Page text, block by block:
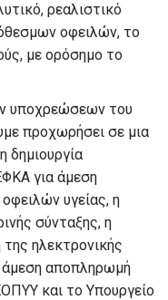
ρεαλιστικό
οφειλών, το
, με ορόσημο το
υποχρεώσεων του
προχωρήσει σε μια
η δημιουργία
για άμεση
οφειλών υγείας, η
σύνταξης, η
ηλεκτρονικής
άμεση αποπληρωμή
και το Υπουργείο